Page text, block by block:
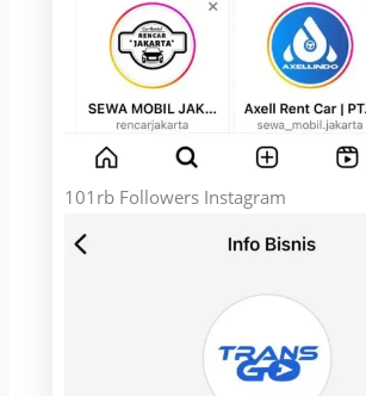
101rb Followers Instagram